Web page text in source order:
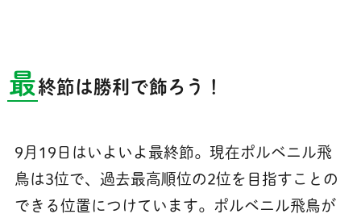
最終節は勝利で飾ろう！
9月19日はいよいよ最終節。現在ポルベニル飛
鳥は3位で、過去最高順位の2位を目指すことの
できる位置につけています。ポルベニル飛鳥が